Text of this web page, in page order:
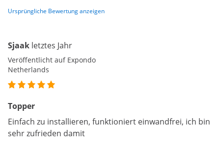
Ursprüngliche Bewertung anzeigen
Sjaak letztes Jahr
Veröffentlicht auf Expondo
Netherlands
Topper
Einfach zu installieren, funktioniert einwandfrei, ich bin
sehr zufrieden damit